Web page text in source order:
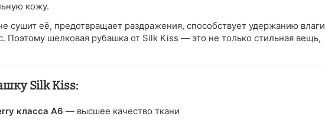
кожу.
сушит её, предотвращает раздражения, способствует удержанию влаги
Поэтому шелковая рубашка от Silk Kiss — это не только стильная вещь,
Silk Kiss:
класса A6 — высшее качество ткани